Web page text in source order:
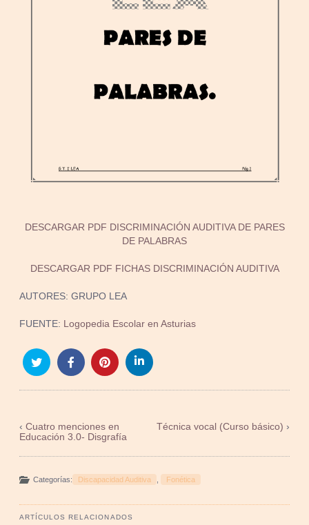
DESCARGAR PDF DISCRIMINACIÓN AUDITIVA DE PARES
DE PALABRAS
DESCARGAR PDF FICHAS DISCRIMINACIÓN AUDITIVA
AUTORES: GRUPO LEA
FUENTE: Logopedia Escolar en Asturias
‹Cuatro menciones en
Educación 3.0- Disgrafía
Técnica vocal (Curso básico) ›
Categorías: Discapacidad Auditiva , Fonética
ARTÍCULOS RELACIONADOS